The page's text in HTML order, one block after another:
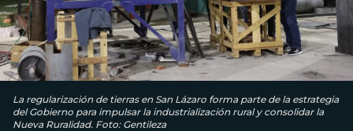
La regularización de tierras en San Lázaro forma parte de la estrategia
del Gobierno para impulsar la industrialización rural y consolidar la
Nueva Ruralidad. Foto: Gentileza